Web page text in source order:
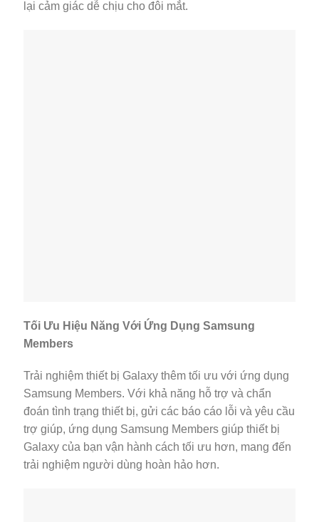
lại cảm giác dễ chịu cho đôi mắt.
Tối Ưu Hiệu Năng Với Ứng Dụng Samsung
Members
Trải nghiệm thiết bị Galaxy thêm tối ưu với ứng dụng
Samsung Members. Với khả năng hỗ trợ và chẩn
đoán tình trạng thiết bị, gửi các báo cáo lỗi và yêu cầu
trợ giúp, ứng dụng Samsung Members giúp thiết bị
Galaxy của bạn vận hành cách tối ưu hơn, mang đến
trải nghiệm người dùng hoàn hảo hơn.